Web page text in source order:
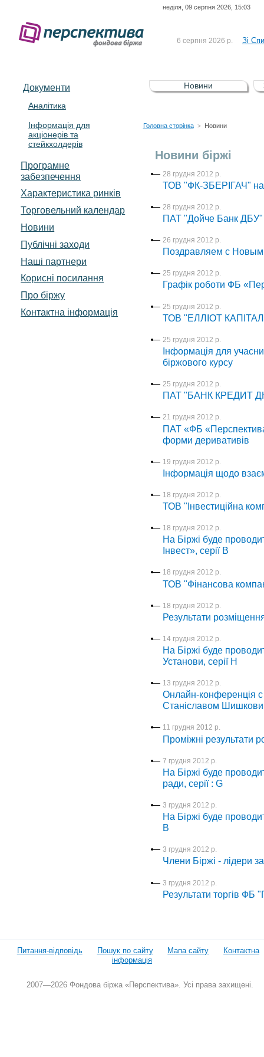
неділя, 09 серпня 2026, 15:03
6 серпня 2026 р. Зі
5 серпня 2026 р.
Зі
UA4000232607)
4 серпня 2026 р.
Документи
Аналітика
Інформація для
акціонерів та
стейкхолдерів
Програмне
забезпечення
Характеристика pинків
Торговельний календар
Новини
Публічні заходи
Наші партнери
Корисні посилання
Про біржу
Контактна інформація
Новини
Головна сторінка > Новини
Новини біржі
28 грудня 2012 р.
ТОВ "ФК-ЗБЕРІГАЧ"
28 грудня 2012 р.
ПАТ "Дойче Банк ДБУ"
26 грудня 2012 р.
Поздравляем с
25 грудня 2012 р.
Графік роботи ФБ
25 грудня 2012 р.
ТОВ "ЕЛЛІОТ КАПІТАЛ"
25 грудня 2012 р.
Інформація для
біржового курсу
25 грудня 2012 р.
ПАТ "БАНК КРЕДИТ
21 грудня 2012 р.
ПАТ «ФБ
форми деривативів
19 грудня 2012 р.
Інформація щодо
18 грудня 2012 р.
ТОВ "Інвестиційна
18 грудня 2012 р.
На Біржі буде
Інвест», серії В
18 грудня 2012 р.
ТОВ "Фінансова
18 грудня 2012 р.
Результати
14 грудня 2012 р.
На Біржі буде
Установи, серії H
13 грудня 2012 р.
Онлайн-конференція
Станіславом
11 грудня 2012 р.
Проміжні результати
7 грудня 2012 р.
На Біржі буде
ради, серії : G
3 грудня 2012 р.
На Біржі буде
В
3 грудня 2012 р.
Члени Біржі - лідери
3 грудня 2012 р.
Результати торгів ФБ
Питання-відповідь Пошук по сайту Мапа сайту
Контактна
інформація
2007—2026 Фондова біржа «Перспектива». Усі права захищені.